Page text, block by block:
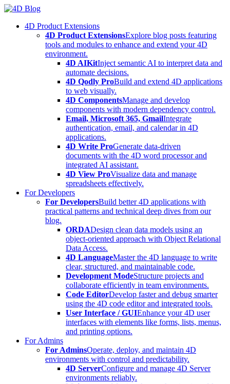
Skip
content4D Product Extensions
4D Product ExtensionsExplore blog posts featuring
tools and modules to enhance and extend your 4D
environment.
4D AIKitInject semantic AI to interpret data and
automate decisions.
4D Qodly ProBuild and extend 4D applications
to web visually.
4D ComponentsManage and develop
components with modern dependency control.
Email, Microsoft 365, GmailIntegrate
authentication, email, and calendar in 4D
applications.
4D Write ProGenerate data-driven
documents with the 4D word processor and
integrated AI assistant.
4D View ProVisualize data and manage
spreadsheets effectively.
For Developers
For DevelopersBuild better 4D applications with
practical patterns and technical deep dives from our
blog.
ORDADesign clean data models using an
object-oriented approach with Object Relational
Data Access.
4D LanguageMaster the 4D language to write
clear, structured, and maintainable code.
Development ModeStructure projects and
collaborate efficiently in team environments.
Code EditorDevelop faster and debug smarter
using the 4D code editor and integrated tools.
User Interface / GUIEnhance your 4D user
interfaces with elements like forms, lists, menus,
and printing options.
For Admins
For AdminsOperate, deploy, and maintain 4D
environments with control and predictability.
4D ServerConfigure and manage 4D Server
environments reliably.